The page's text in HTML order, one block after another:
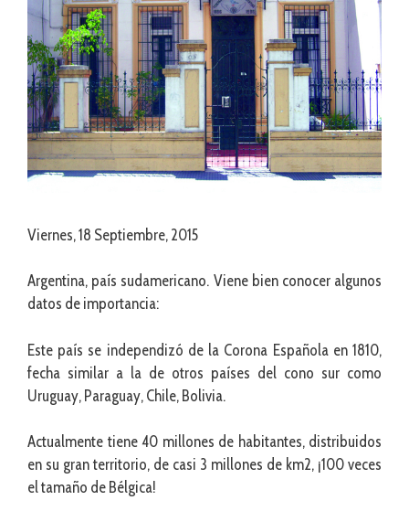
Viernes, 18 Septiembre, 2015
Argentina, país sudamericano. Viene bien conocer algunos
datos de importancia:
Este país se independizó de la Corona Española en 1810,
fecha similar a la de otros países del cono sur como
Uruguay, Paraguay, Chile, Bolivia.
Actualmente tiene 40 millones de habitantes, distribuidos
en su gran territorio, de casi 3 millones de km2, ¡100 veces
el tamaño de Bélgica!